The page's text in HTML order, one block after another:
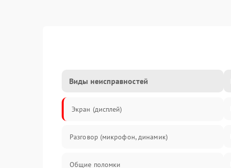
Виды неисправностей
Экран (дисплей)
Разговор (микрофон, динамик)
Общие поломки